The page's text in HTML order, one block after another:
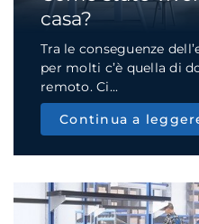
casa?
Tra le conseguenze
per molti c’è quella di
remoto. Ci...
Continua a